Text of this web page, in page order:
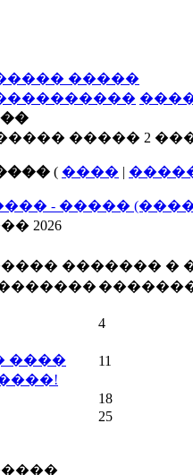
�����
����� 2
( ���� |
- �����
2026
������� �
4
� ����
11
18
25